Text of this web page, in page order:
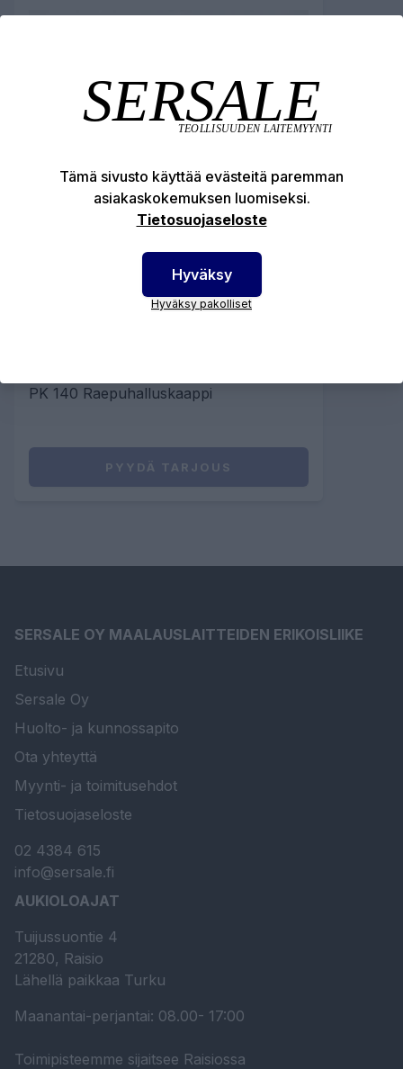
PK 140 Raepuhalluskaappi
PYYDÄ TARJOUS
SERSALE OY MAALAUSLAITTEIDEN ERIKOISLIIKE
Etusivu
Sersale Oy
Huolto- ja kunnossapito
Ota yhteyttä
Myynti- ja toimitusehdot
Tietosuojaseloste
02 4384 615
info@sersale.fi
AUKIOLOAJAT
Tuijussuontie 4
21280, Raisio
Lähellä paikkaa Turku
Maanantai-perjantai: 08.00- 17:00
Toimipisteemme sijaitsee Raisiossa
Tämä sivusto käyttää evästeitä paremman
asiakaskokemuksen luomiseksi.
Tietosuojaseloste
Hyväksy
Hyväksy pakolliset